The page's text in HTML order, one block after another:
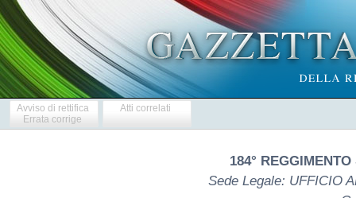
Avviso di rettifica
Errata corrige
Atti correlati
184°
Sede Legale: UFFICIO